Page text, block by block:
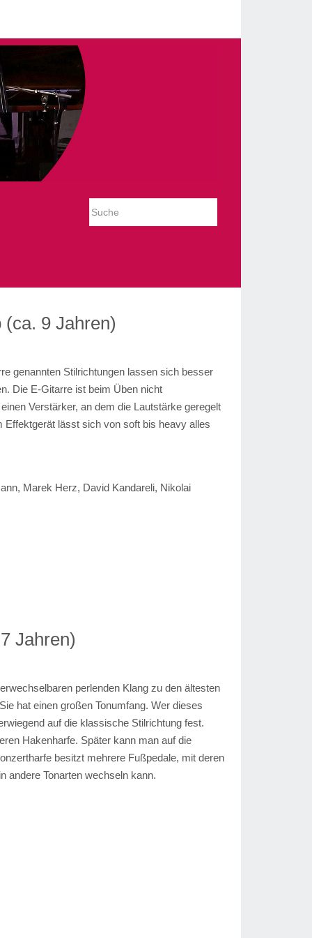
tmpl/default.php on line 54
9 Jahren)
genannten Stilrichtungen lassen sich besser
Die E-Gitarre ist beim Üben nicht
Verstärker, an dem die Lautstärke geregelt
Effektgerät lässt sich von soft bis heavy alles
Marek Herz, David Kandareli, Nikolai
Jahren)
perlenden Klang zu den ältesten
hat einen großen Tonumfang. Wer dieses
auf die klassische Stilrichtung fest.
Hakenharfe. Später kann man auf die
besitzt mehrere Fußpedale, mit deren
andere Tonarten wechseln kann.